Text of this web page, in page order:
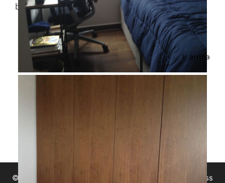
baños baños, terreno 150 m².
Ir arriba
© 2026 Grines Inmobiliaria • Creado con GeneratePress